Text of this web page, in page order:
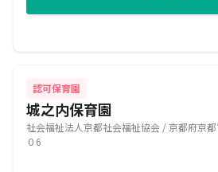
認可保育園
城之内保育園
社会福祉法人京都社会福祉協会 / 京都府京
０6